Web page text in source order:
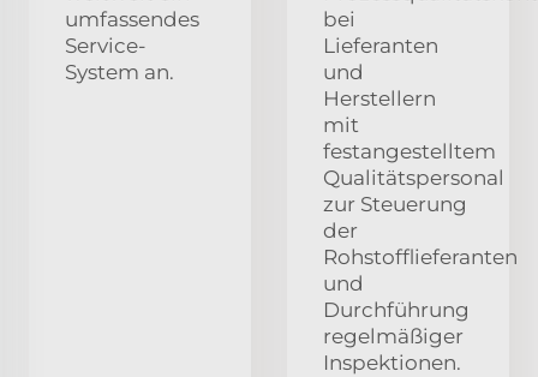
umfassendes
Service-
System an.
bei
Lieferanten
und
Herstellern
mit
festangestelltem
Qualitätspersonal
zur Steuerung
der
Rohstofflieferanten
und
Durchführung
regelmäßiger
Inspektionen.